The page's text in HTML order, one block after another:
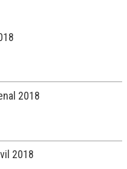
2018
2018